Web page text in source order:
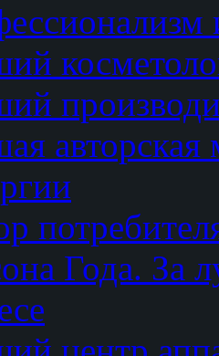
авторская
Года. За